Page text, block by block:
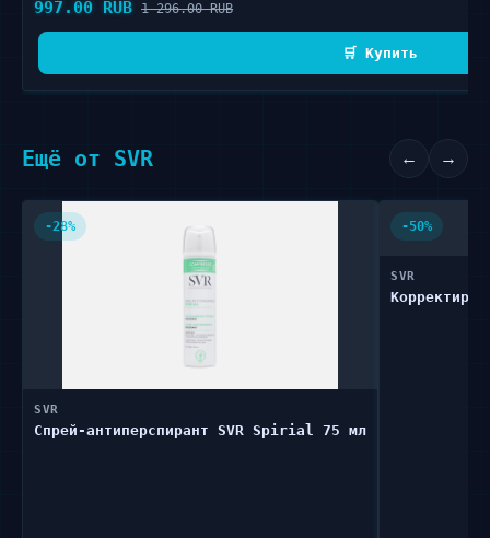
997.00 RUB 1 296.00 RUB
🛒 Купить
Ещё от SVR ← →
-28%
SVR
Спрей-антиперспирант SVR Spirial 75 мл
-50%
SVR